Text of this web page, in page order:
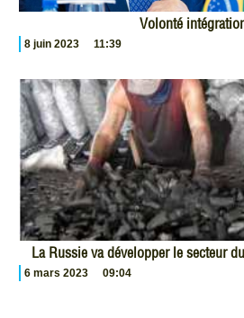
Volonté
8 juin 2023 11:39
La Russie va développer le secteur
6 mars 2023 09:04